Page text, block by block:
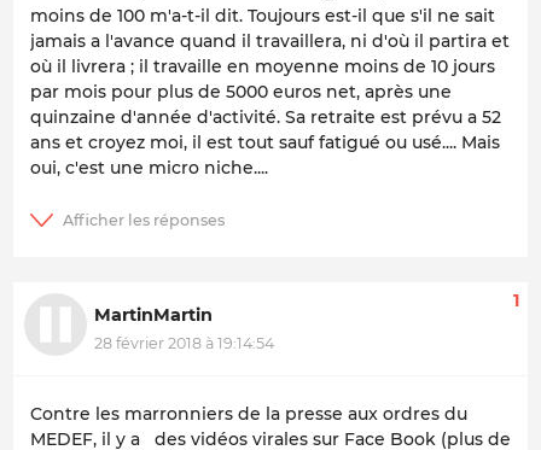
moins de 100 m'a-t-il dit. Toujours est-il que s'il ne sait
jamais a l'avance quand il travaillera, ni d'où il partira et
où il livrera ; il travaille en moyenne moins de 10 jours
par mois pour plus de 5000 euros net, après une
quinzaine d'année d'activité. Sa retraite est prévu a 52
ans et croyez moi, il est tout sauf fatigué ou usé.... Mais
oui, c'est une micro niche....
MartinMartin
28 février 2018 à 19:14:54
1
Contre les marronniers de la presse aux ordres du
MEDEF, il y a des vidéos virales sur Face Book (plus de